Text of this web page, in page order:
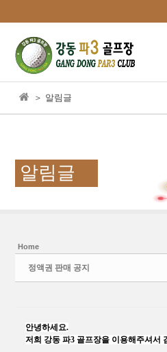
＞ 알림글
알림글
Home
정액권 판매 공지
안녕하세요.
저희 강동 파3 골프장을 이용해주셔서
Sketchbook5,
Sketchbook5,